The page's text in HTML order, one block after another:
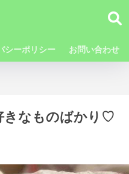
シーポリシー お問い合わせ
きなものばかり♡